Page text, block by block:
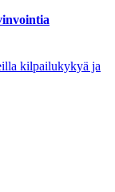
kilpailukykyä ja